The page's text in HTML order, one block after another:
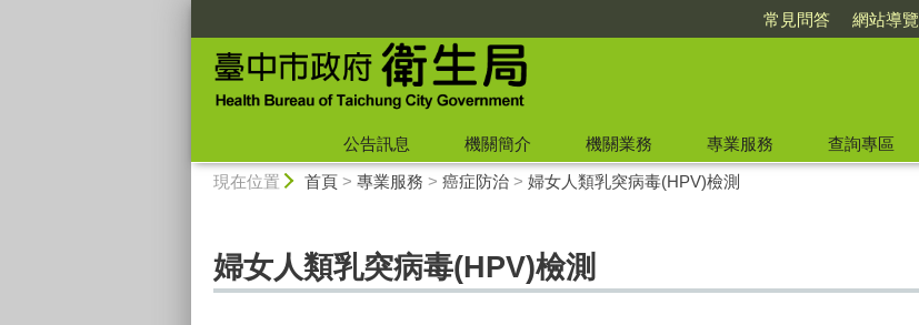
常見問答 網站導覽
公告訊息 機關簡介 機關業務 專業服務 查詢專區
現在位置 首頁> 專業服務 > 癌症防治> 婦女人類乳突病毒(HPV)檢測
婦女人類乳突病毒(HPV)檢測